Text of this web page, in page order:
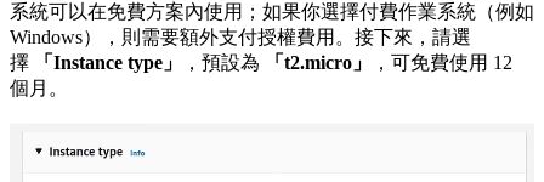
系統可以在免費方案內使用；如果你選擇付費作業系統（例如
Windows），則需要額外支付授權費用。接下來，請選
擇
「Instance type」 ，預設為 「t2.micro」
，可免費使用 12
個月。